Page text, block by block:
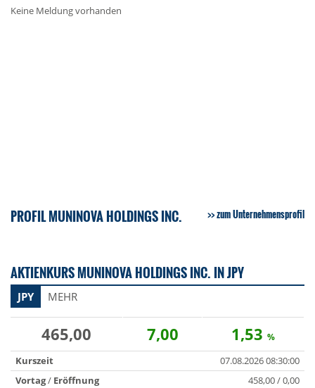
Keine Meldung vorhanden
PROFIL MUNINOVA HOLDINGS INC. zum Unternehmensprofil
AKTIENKURS MUNINOVA HOLDINGS INC. IN JPY
JPY MEHR
465,00 7,00 1,53 %
Kurszeit
07.08.2026 08:30:00
Vortag/ Eröffnung 458,00 / 0,00